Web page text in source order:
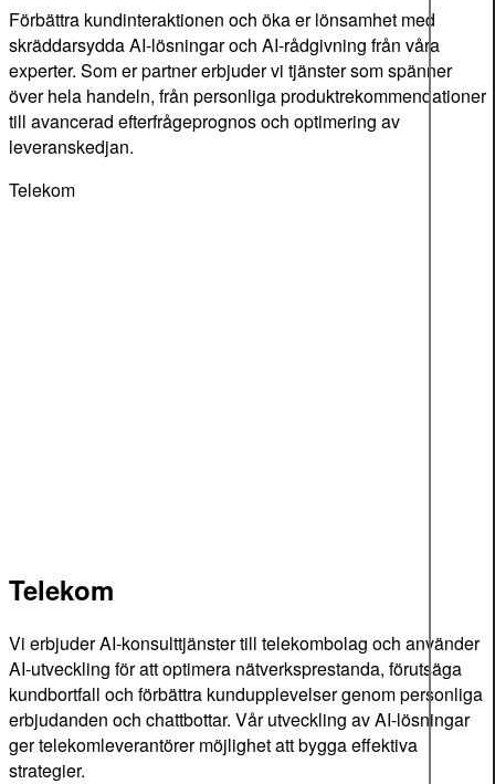
Förbättra kundinteraktionen och öka er lönsamhet med
skräddarsydda AI-lösningar och AI-rådgivning från våra
experter. Som er partner erbjuder vi tjänster som spänner
över hela handeln, från personliga produktrekommendationer
till avancerad efterfrågeprognos och optimering av
leveranskedjan.
Telekom
Telekom
Vi erbjuder AI-konsulttjänster till telekombolag och använder
AI-utveckling för att optimera nätverksprestanda, förutsäga
kundbortfall och förbättra kundupplevelser genom personliga
erbjudanden och chattbottar. Vår utveckling av AI-lösningar
ger telekomleverantörer möjlighet att bygga effektiva
strategier.